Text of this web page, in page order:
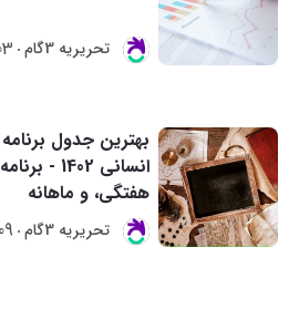
تحريريه 3گام
بهترین جدول
انسانی
هفتگی، و ماهانه
تحريريه 3گام